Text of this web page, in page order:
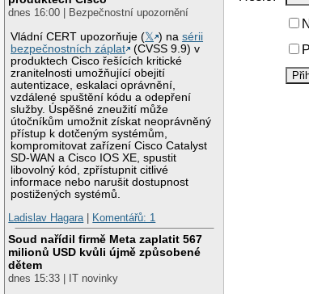
dnes 16:00 | Bezpečnostní upozornění
Vládní CERT upozorňuje (𝕏 ) nasérii
bezpečnostních záplat
(CVSS 9.9) v
produktech Cisco řešících kritické
zranitelnosti umožňující obejití
autentizace, eskalaci oprávnění,
vzdálené spuštění kódu a odepření
služby. Úspěšné zneužití může
útočníkům umožnit získat neoprávněný
přístup k dotčeným systémům,
kompromitovat zařízení Cisco Catalyst
SD-WAN a Cisco IOS XE, spustit
libovolný kód, zpřístupnit citlivé
informace nebo narušit dostupnost
postižených systémů.
Ladislav Hagara| Komentářů: 1
Soud nařídil firmě Meta zaplatit 567
milionů USD kvůli újmě způsobené
dětem
dnes 15:33 | IT novinky